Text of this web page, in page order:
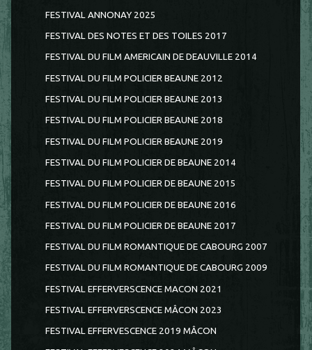
FESTIVAL ANNONAY 2025
FESTIVAL DES NOTES ET DES TOILES 2017
FESTIVAL DU FILM AMERICAIN DE DEAUVILLE 2014
FESTIVAL DU FILM POLICIER BEAUNE 2012
FESTIVAL DU FILM POLICIER BEAUNE 2013
FESTIVAL DU FILM POLICIER BEAUNE 2018
FESTIVAL DU FILM POLICIER BEAUNE 2019
FESTIVAL DU FILM POLICIER DE BEAUNE 2014
FESTIVAL DU FILM POLICIER DE BEAUNE 2015
FESTIVAL DU FILM POLICIER DE BEAUNE 2016
FESTIVAL DU FILM POLICIER DE BEAUNE 2017
FESTIVAL DU FILM ROMANTIQUE DE CABOURG 2007
FESTIVAL DU FILM ROMANTIQUE DE CABOURG 2009
FESTIVAL EFFERVERSCENCE MACON 2021
FESTIVAL EFFERVERSCENCE MÂCON 2023
FESTIVAL EFFERVESCENCE 2019 MÂCON